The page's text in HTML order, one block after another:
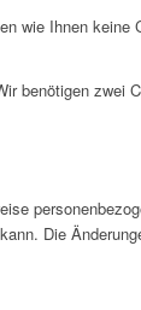
wie Ihnen
benötigen
Die